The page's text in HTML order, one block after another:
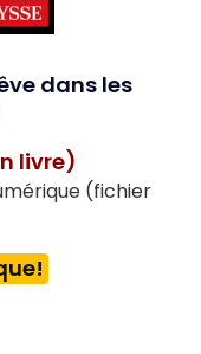
dans les
livre)
(fichier